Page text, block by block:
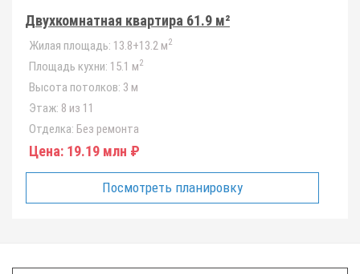
Двухкомнатная квартира 61.9 м²
Жилая площадь: 13.8+13.2 м2
Площадь кухни: 15.1 м2
Высота потолков: 3 м
Этаж: 8 из 11
Отделка: Без ремонта
Цена: 19.19 млн ₽
Посмотреть планировку